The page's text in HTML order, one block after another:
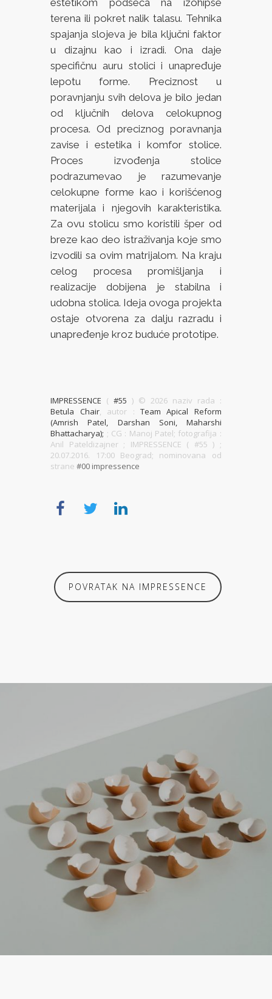
estetikom podseća na izohipse
terena ili pokret nalik talasu. Tehnika
spajanja slojeva je bila ključni faktor
u dizajnu kao i izradi. Ona daje
specifičnu auru stolici i unapređuje
lepotu forme. Preciznost u
poravnjanju svih delova je bilo jedan
od ključnih delova celokupnog
procesa. Od preciznog poravnanja
zavise i estetika i komfor stolice.
Proces izvođenja stolice
podrazumevao je razumevanje
celokupne forme kao i korišćenog
materijala i njegovih karakteristika.
Za ovu stolicu smo koristili šper od
breze kao deo istraživanja koje smo
izvodili sa ovim matrijalom. Na kraju
celog procesa promišljanja i
realizacije dobijena je stabilna i
udobna stolica. Ideja ovoga projekta
ostaje otvorena za dalju razradu i
unapređenje kroz buduće prototipe.
IMPRESSENCE (#55) © 2026 naziv rada :
Betula Chair, autor : Team Apical Reform
(Amrish Patel, Darshan Soni, Maharshi
Bhattacharya); ; CG : Manoj Patel; fotografija :
Anil Pateldizajner ; IMPRESSENCE ( #55 ) ;
20.07.2016. 17:00 Beograd; nominovana od
strane#00 impressence
POVRATAK NA IMPRESSENCE